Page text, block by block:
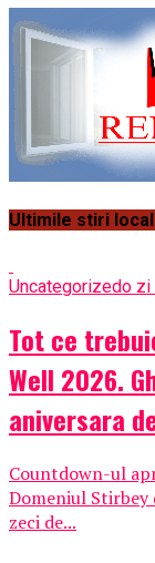
Ultimile stiri
Uncategorizedo zi
Tot ce
Well 2026.
aniversara
Countdown-ul
Domeniul Stirbey
zeci de...